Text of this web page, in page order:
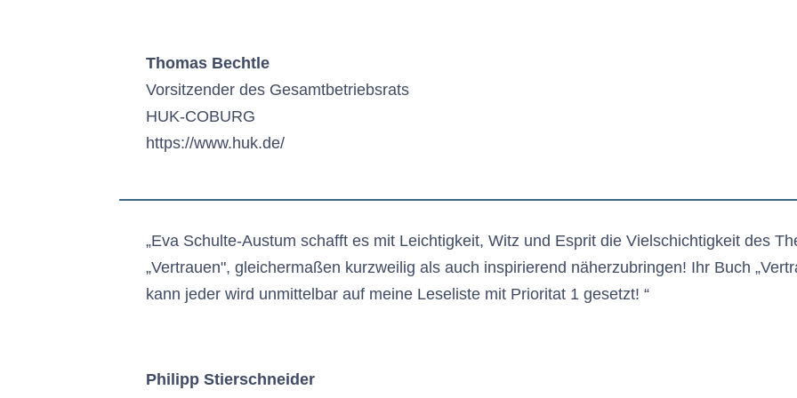
Thomas Bechtle
Vorsitzender des Gesamtbetriebsrats
HUK-COBURG
https://www.huk.de/
„Eva Schulte-Austum schafft es mit Leichtigkeit, Witz und Esprit die Vielschichtigkeit des
„Vertrauen", gleichermaßen kurzweilig als auch inspirierend näherzubringen! Ihr Buch
kann jeder wird unmittelbar auf meine Leseliste mit Prioritat 1 gesetzt! “
Philipp Stierschneider